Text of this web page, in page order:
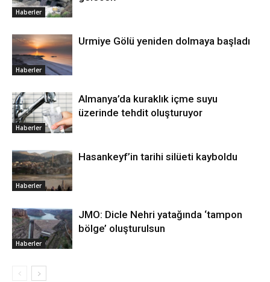
Haberler
Haberler
Urmiye Gölü yeniden dolmaya başladı
Haberler
Almanya’da kuraklık içme suyu
üzerinde tehdit oluşturuyor
Haberler
Hasankeyf’in tarihi silüeti kayboldu
Haberler
JMO: Dicle Nehri yatağında ‘tampon
bölge’ oluşturulsun